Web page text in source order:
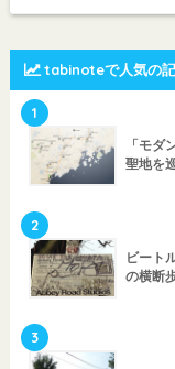
tabinoteで人気の
1
「モダ
聖地を
2
ビート
の横断
3